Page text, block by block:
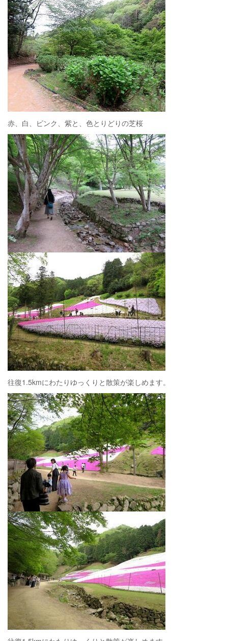
赤、白、ピンク、紫と、色とりどりの芝桜
往復1.5kmにわたりゆっくりと散策が楽しめます。